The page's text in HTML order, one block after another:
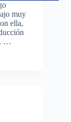
muy
ella,
…